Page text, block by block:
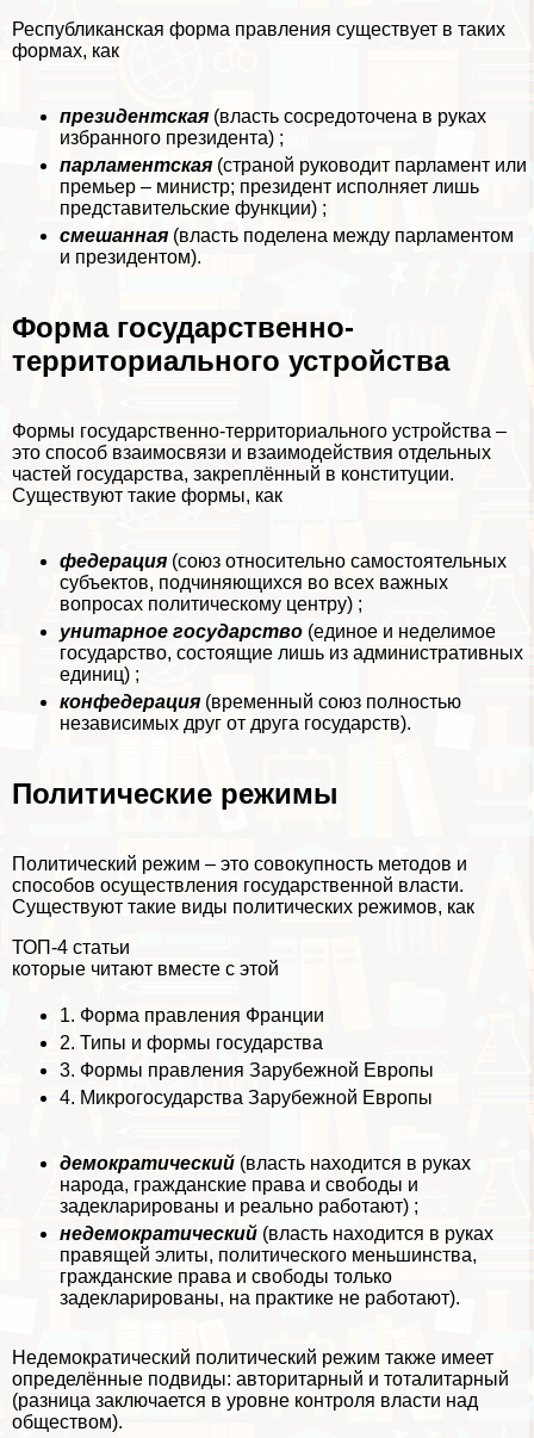
Республиканская форма правления существует в таких
формах, как
президентская (власть сосредоточена в руках
избранного президента) ;
парламентская (страной руководит парламент или
премьер – министр; президент исполняет лишь
представительские функции) ;
смешанная (власть поделена между парламентом
и президентом).
Форма государственно-
территориального устройства
Формы государственно-территориального устройства –
это способ взаимосвязи и взаимодействия отдельных
частей государства, закреплённый в конституции.
Существуют такие формы, как
федерация (союз относительно самостоятельных
субъектов, подчиняющихся во всех важных
вопросах политическому центру) ;
унитарное государство (единое и неделимое
государство, состоящие лишь из административных
единиц) ;
конфедерация (временный союз полностью
независимых друг от друга государств).
Политические режимы
Политический режим – это совокупность методов и
способов осуществления государственной власти.
Существуют такие виды политических режимов, как
ТОП-4 статьи
которые читают вместе с этой
1. Форма правления Франции
2. Типы и формы государства
3. Формы правления Зарубежной Европы
4. Микрогосударства Зарубежной Европы
демократический (власть находится в руках
народа, гражданские права и свободы и
задекларированы и реально работают) ;
недемократический (власть находится в руках
правящей элиты, политического меньшинства,
гражданские права и свободы только
задекларированы, на пpaктике не работают).
Недемократический политический режим также имеет
определённые подвиды: авторитарный и тоталитарный
(разница заключается в уровне контроля власти над
обществом).